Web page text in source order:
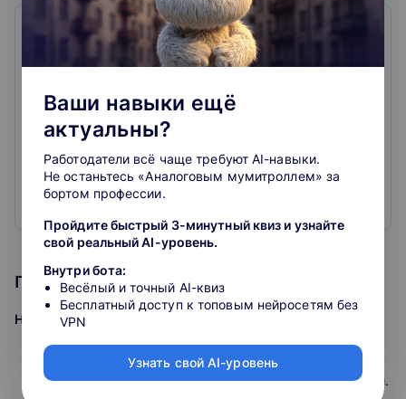
Центр обучения Клерк
0 0отзывов
Онлайн-курсы для бухгалтеров, официальное
повышение квалификации, вебинары, практикумы с
лучшими лекторами страны.
Только нужные темы: налоги, проверки, бухучёт,
налоговая оптимизация, кадры, право
Официальные удостоверения, курсы и мастер-
классы с лучшими лекторами страны и
профпереподготовка для бухгалтера и
Программа курса
На вебинаре разберем:
Отчет о прибыли и убытках как источник
информации для принятия управленческих решений.
Ваши навыки ещё
актуальны?
Работодатели всё чаще требуют AI-навыки.
Не останьтесь «Аналоговым мумитроллем» за
бортом профессии.
Пройдите быстрый 3-минутный квиз и узнайте
свой реальный AI-уровень.
Внутри бота:
Весёлый и точный AI-квиз
Бесплатный доступ к топовым нейросетям без
VPN
Узнать свой AI-уровень